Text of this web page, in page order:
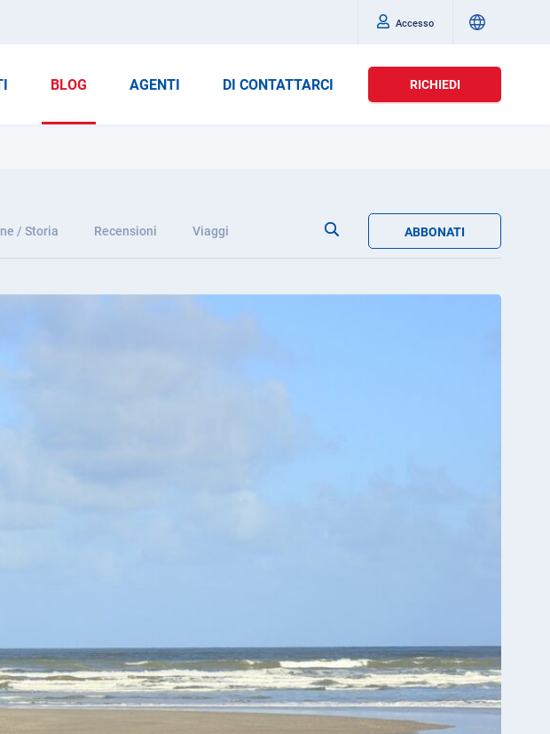
Accesso
BLOG AGENTI DI CONTATTARCI RICHIEDI
/ Storia Recensioni Viaggi ABBONATI